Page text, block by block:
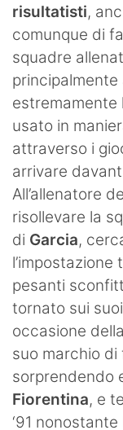
risultatisti,
comunque di
squadre
estremamente
usato in
attraverso i
arrivare
All’allenatore
risollevare la
di Garcia,
l’impostazione
pesanti
tornato sui
occasione della
suo marchio
sorprendendo
Fiorentina, e
‘91 nonostante